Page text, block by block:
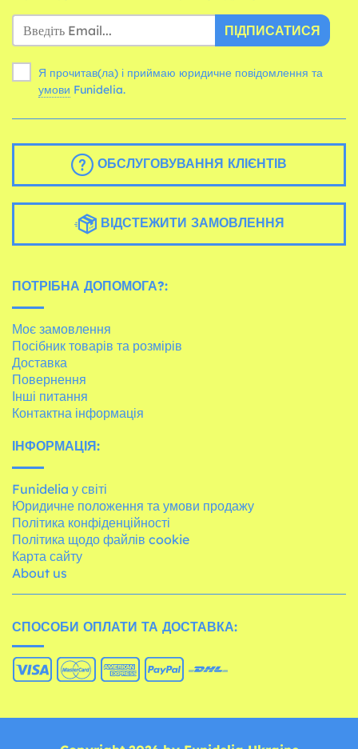
ПІДПИСАТИСЯ
Я прочитав(ла) і приймаю юридичне повідомлення та
умови Funidelia.
ОБСЛУГОВУВАННЯ КЛІЄНТІВ
ВІДСТЕЖИТИ ЗАМОВЛЕННЯ
ПОТРІБНА ДОПОМОГА?:
Моє замовлення
Посібник товарів та розмірів
Доставка
Повернення
Інші питання
Контактна інформація
ІНФОРМАЦІЯ:
Funidelia у світі
Юридичне положення та умови продажу
Політика конфіденційності
Політика щодо файлів cookie
Карта сайту
About us
СПОСОБИ ОПЛАТИ ТА ДОСТАВКА: